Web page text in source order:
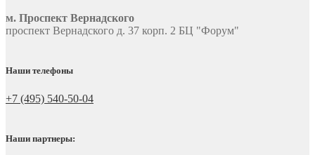
м. Проспект Вернадского
проспект Вернадского д. 37 корп. 2 БЦ "Форум"
Наши телефоны
+7 (495) 540-50-04
Наши партнеры: